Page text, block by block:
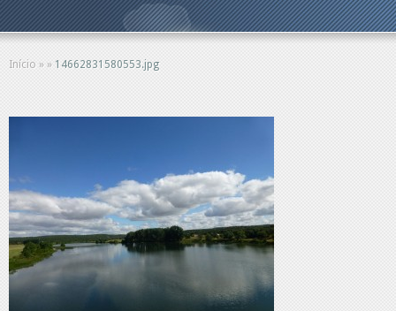
Início » » 14662831580553.jpg